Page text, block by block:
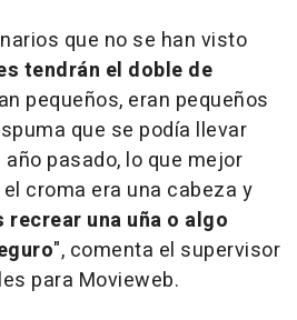
que no se han visto
tendrán el doble de
pequeños, eran pequeños
que se podía llevar
pasado, lo que mejor
croma era una cabeza y
una uña o algo
", comenta el supervisor
para Movieweb.